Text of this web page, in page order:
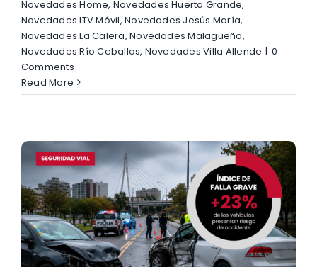
Novedades Home, Novedades Huerta Grande,
Novedades ITV Móvil,Novedades Jesús María,
Novedades La Calera,Novedades Malagueño,
Novedades Río Ceballos, Novedades Villa Allende | 0
Comments
Read More